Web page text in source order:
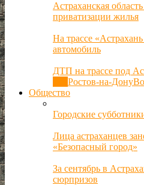
Астраханская
приватизации жилья
На трассе
автомобиль
ДТП на трассе под
Ростов-на-Дону
Общество
Городские
Лица астраханцев
«Безопасный город»
За сентябрь в
сюрпризов